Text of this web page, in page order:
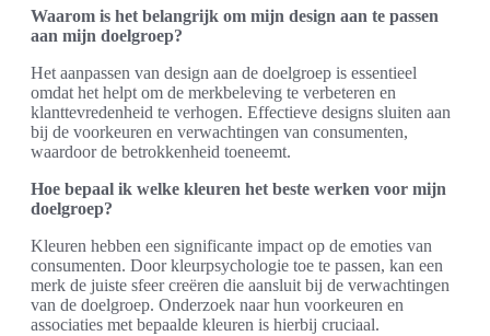
Waarom is het belangrijk om mijn design aan te passen
aan mijn doelgroep?
Het aanpassen van design aan de doelgroep is essentieel
omdat het helpt om de merkbeleving te verbeteren en
klanttevredenheid te verhogen. Effectieve designs sluiten aan
bij de voorkeuren en verwachtingen van consumenten,
waardoor de betrokkenheid toeneemt.
Hoe bepaal ik welke kleuren het beste werken voor mijn
doelgroep?
Kleuren hebben een significante impact op de emoties van
consumenten. Door kleurpsychologie toe te passen, kan een
merk de juiste sfeer creëren die aansluit bij de verwachtingen
van de doelgroep. Onderzoek naar hun voorkeuren en
associaties met bepaalde kleuren is hierbij cruciaal.